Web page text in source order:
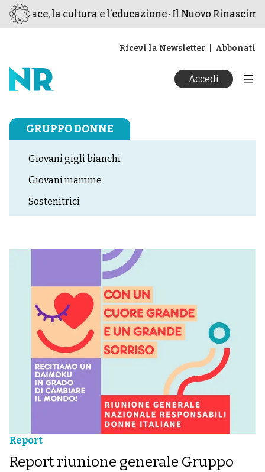
pace, la cultura e l’educazione · Il Nuovo
Ricevi la Newsletter Abbonati
Accedi
GRUPPO DONNE
Giovani gigli bianchi
Giovani mamme
Sostenitrici
Report
Report riunione generale Gruppo